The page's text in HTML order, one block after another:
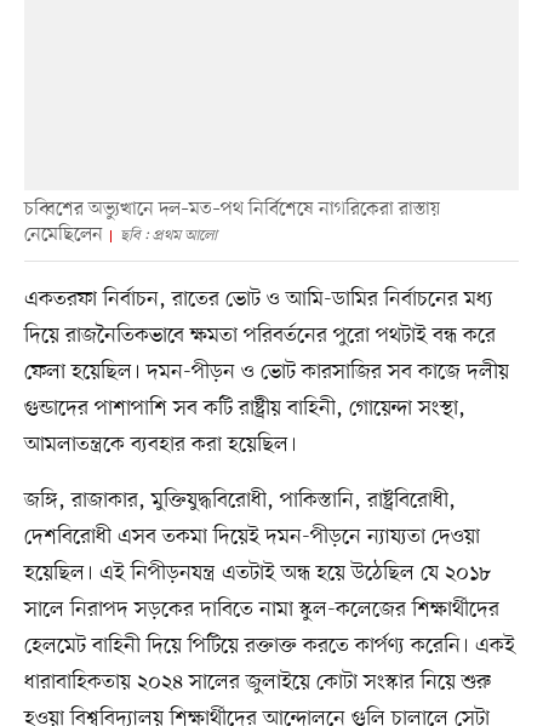
চব্বিশের অভ্যুত্থানে দল–মত–পথ নির্বিশেষে নাগরিকেরা রাস্তায়
নেমেছিলেন
ছবি : প্রথম আলো
একতরফা নির্বাচন, রাতের ভোট ও আমি-ডামির নির্বাচনের মধ্য
দিয়ে রাজনৈতিকভাবে ক্ষমতা পরিবর্তনের পুরো পথটাই বন্ধ করে
ফেলা হয়েছিল। দমন-পীড়ন ও ভোট কারসাজির সব কাজে দলীয়
গুন্ডাদের পাশাপাশি সব কটি রাষ্ট্রীয় বাহিনী, গোয়েন্দা সংস্থা,
আমলাতন্ত্রকে ব্যবহার করা হয়েছিল।
জঙ্গি, রাজাকার, মুক্তিযুদ্ধবিরোধী, পাকিস্তানি, রাষ্ট্রবিরোধী,
দেশবিরোধী এসব তকমা দিয়েই দমন-পীড়নে ন্যায্যতা দেওয়া
হয়েছিল। এই নিপীড়নযন্ত্র এতটাই অন্ধ হয়ে উঠেছিল যে ২০১৮
সালে নিরাপদ সড়কের দাবিতে নামা স্কুল-কলেজের শিক্ষার্থীদের
হেলমেট বাহিনী দিয়ে পিটিয়ে রক্তাক্ত করতে কার্পণ্য করেনি। একই
ধারাবাহিকতায় ২০২৪ সালের জুলাইয়ে কোটা সংস্কার নিয়ে শুরু
হওয়া বিশ্ববিদ্যালয় শিক্ষার্থীদের আন্দোলনে গুলি চালালে সেটা